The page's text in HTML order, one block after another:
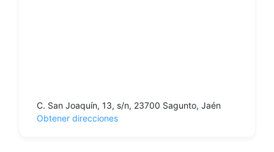
C. San Joaquín, 13, s/n, 23700 Sagunto, Jaén
Obtener direcciones